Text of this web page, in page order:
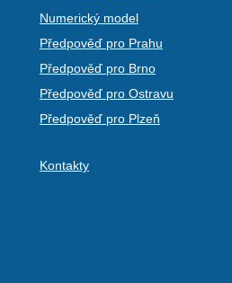
Numerický model
Předpověď pro Prahu
Předpověď pro Brno
Předpověď pro Ostravu
Předpověď pro Plzeň
Kontakty